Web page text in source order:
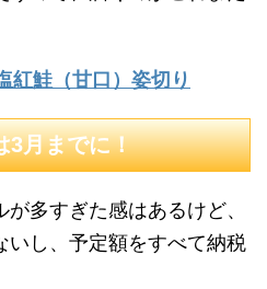
鮭（甘口）姿切り
3月までに！
多すぎた感はあるけど、
いし、予定額をすべて納税